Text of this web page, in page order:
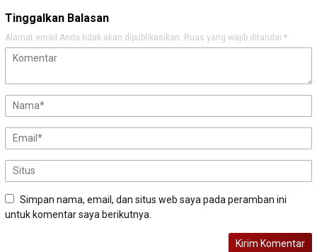
Tinggalkan Balasan
Alamat email Anda tidak akan dipublikasikan. Ruas yang wajib ditandai *
Simpan nama, email, dan situs web saya pada peramban ini
untuk komentar saya berikutnya.